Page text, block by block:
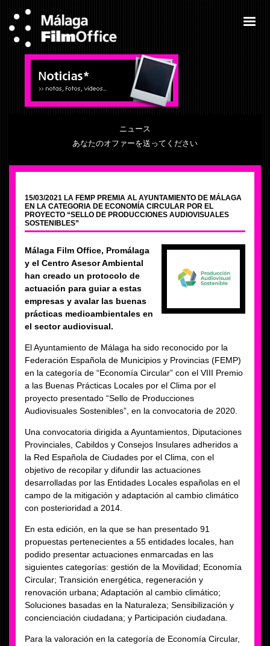
ニュース
あなたのオファーを送ってください
15/03/2021 LA FEMP PREMIA AL AYUNTAMIENTO DE MÁLAGA
EN LA CATEGORIA DE ECONOMÍA CIRCULAR POR EL
PROYECTO “SELLO DE PRODUCCIONES AUDIOVISUALES
SOSTENIBLES”
Málaga Film Office, Promálaga
y el Centro Asesor Ambiental
han creado un protocolo de
actuación para guiar a estas
empresas y avalar las buenas
prácticas medioambientales en
el sector audiovisual.
El Ayuntamiento de Málaga ha sido reconocido por la
Federación Española de Municipios y Provincias (FEMP)
en la categoría de “Economía Circular” con el VIII Premio
a las Buenas Prácticas Locales por el Clima por el
proyecto presentado “Sello de Producciones
Audiovisuales Sostenibles”, en la convocatoria de 2020.
Una convocatoria dirigida a Ayuntamientos, Diputaciones
Provinciales, Cabildos y Consejos Insulares adheridos a
la Red Española de Ciudades por el Clima, con el
objetivo de recopilar y difundir las actuaciones
desarrolladas por las Entidades Locales españolas en el
campo de la mitigación y adaptación al cambio climático
con posterioridad a 2014.
En esta edición, en la que se han presentado 91
propuestas pertenecientes a 55 entidades locales, han
podido presentar actuaciones enmarcadas en las
siguientes categorías: gestión de la Movilidad; Economía
Circular; Transición energética, regeneración y
renovación urbana; Adaptación al cambio climático;
Soluciones basadas en la Naturaleza; Sensibilización y
concienciación ciudadana; y Participación ciudadana.
Para la valoración en la categoría de Economía Circular,